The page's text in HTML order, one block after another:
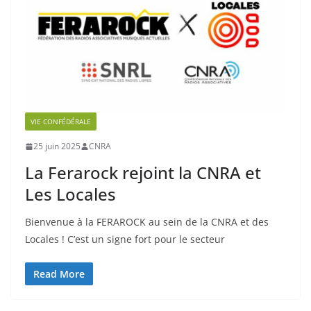
VIE CONFÉDÉRALE
25 juin 2025 CNRA
La Ferarock rejoint la CNRA et
Les Locales
Bienvenue à la FERAROCK au sein de la CNRA et des
Locales ! C’est un signe fort pour le secteur
Read More